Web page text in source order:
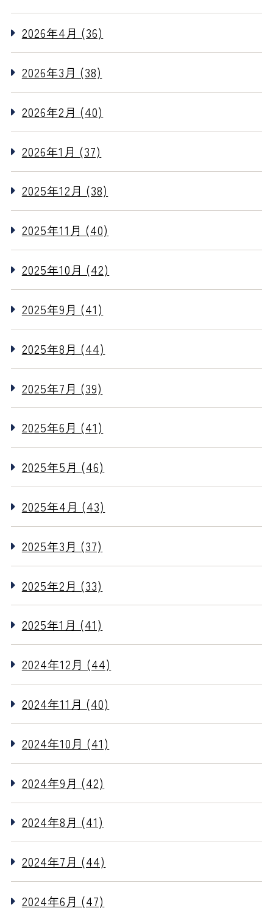
2026年4月 (36)
2026年3月 (38)
2026年2月 (40)
2026年1月 (37)
2025年12月 (38)
2025年11月 (40)
2025年10月 (42)
2025年9月 (41)
2025年8月 (44)
2025年7月 (39)
2025年6月 (41)
2025年5月 (46)
2025年4月 (43)
2025年3月 (37)
2025年2月 (33)
2025年1月 (41)
2024年12月 (44)
2024年11月 (40)
2024年10月 (41)
2024年9月 (42)
2024年8月 (41)
2024年7月 (44)
2024年6月 (47)